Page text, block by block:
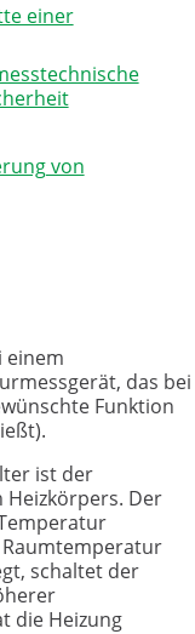
einer
von
einem
das bei
Funktion
ist der
Der
schaltet der
die Heizung